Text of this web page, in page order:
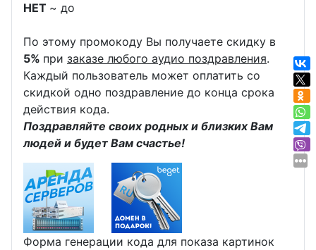
НЕТ ~ до
По этому промокоду Вы получаете скидку в
5% при заказе любого аудио поздравления.
Каждый пользователь может оплатить со
скидкой одно поздравление до конца срока
действия кода.
Поздравляйте своих родных и близких Вам
людей и будет Вам счастье!
Форма генерации кода для показа картинок